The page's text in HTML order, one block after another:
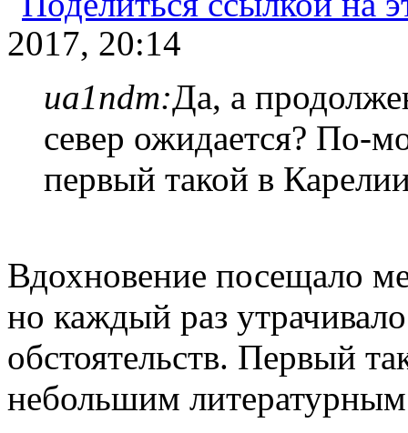
2017, 20:14
ua1ndm:Да, а
север ожидается? По-
первый такой в
Вдохновение посещало
но каждый раз
обстоятельств. Первый
небольшим